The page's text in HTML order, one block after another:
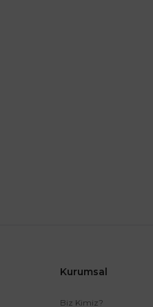
Kurumsal
Biz Kimiz?